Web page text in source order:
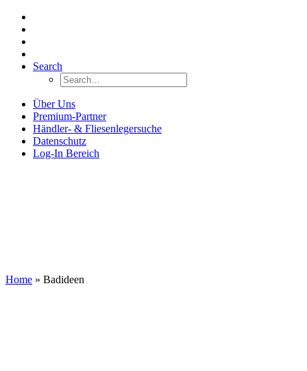
Search
Über Uns
Premium-Partner
Händler- & Fliesenlegersuche
Datenschutz
Log-In Bereich
Home » Badideen